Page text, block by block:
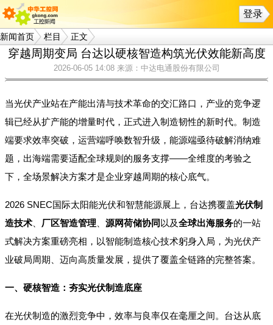
登录
新闻首页 栏目 正文
穿越周期变局 台达以硬核智造构筑光伏效能新高度
2026-06-05 14:08 来源：中达电通股份有限公司
当光伏产业站在产能出清与技术革命的交汇路口，产业的竞争逻
辑已经从扩产能的增量时代，正式进入制造韧性的新时代。制造
端要求效率突破，运营端呼唤数智升级，能源端亟待破解消纳难
题，出海端需要适配全球规则的服务支撑——全维度的考验之
下，全场景解决方案才是企业穿越周期的核心底气。
2026 SNEC 国际太阳能光伏和智慧能源展上，台达携覆盖光伏制
造技术
厂区智造管理 源网荷储协同 以及全球出海服务的一站
式解决方案重磅亮相，以智能制造核心技术躬身入局，为光伏产
业破局周期、迈向高质量发展，提供了覆盖全链路的完整答案。
一、硬核智造：夯实光伏制造底座
在光伏制造的激烈竞争中，效率与良率仅在毫厘之间。台达从底